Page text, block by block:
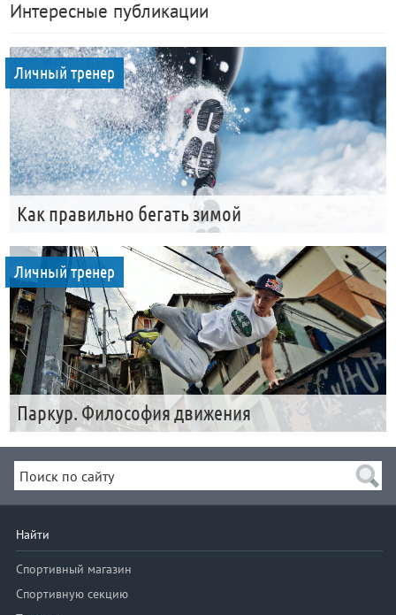
Интересные публикации
Личный тренер
Как правильно бегать зимой
Личный тренер
Паркур. Философия движения
Найти
Спортивный магазин
Спортивную секцию